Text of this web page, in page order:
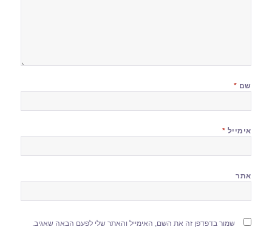
שם *
אימייל *
אתר
שמור בדפדפן זה את השם, האימייל והאתר שלי לפעם הבאה שאגיב.